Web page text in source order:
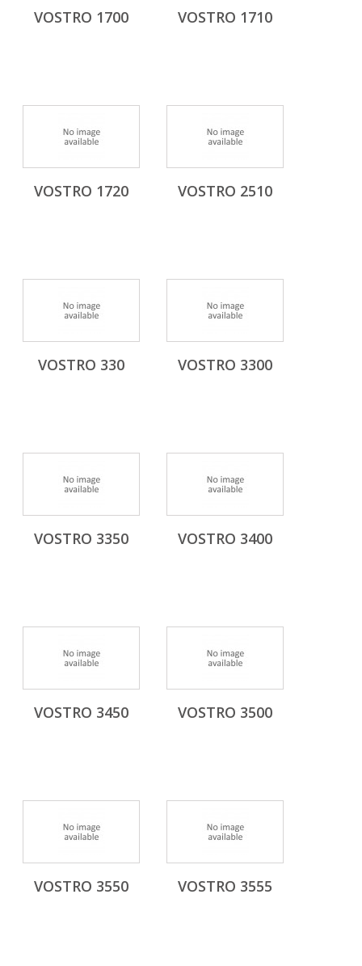
VOSTRO 1700 VOSTRO 1710
VOSTRO 1720 VOSTRO 2510
VOSTRO 330 VOSTRO 3300
VOSTRO 3350 VOSTRO 3400
VOSTRO 3450 VOSTRO 3500
VOSTRO 3550 VOSTRO 3555